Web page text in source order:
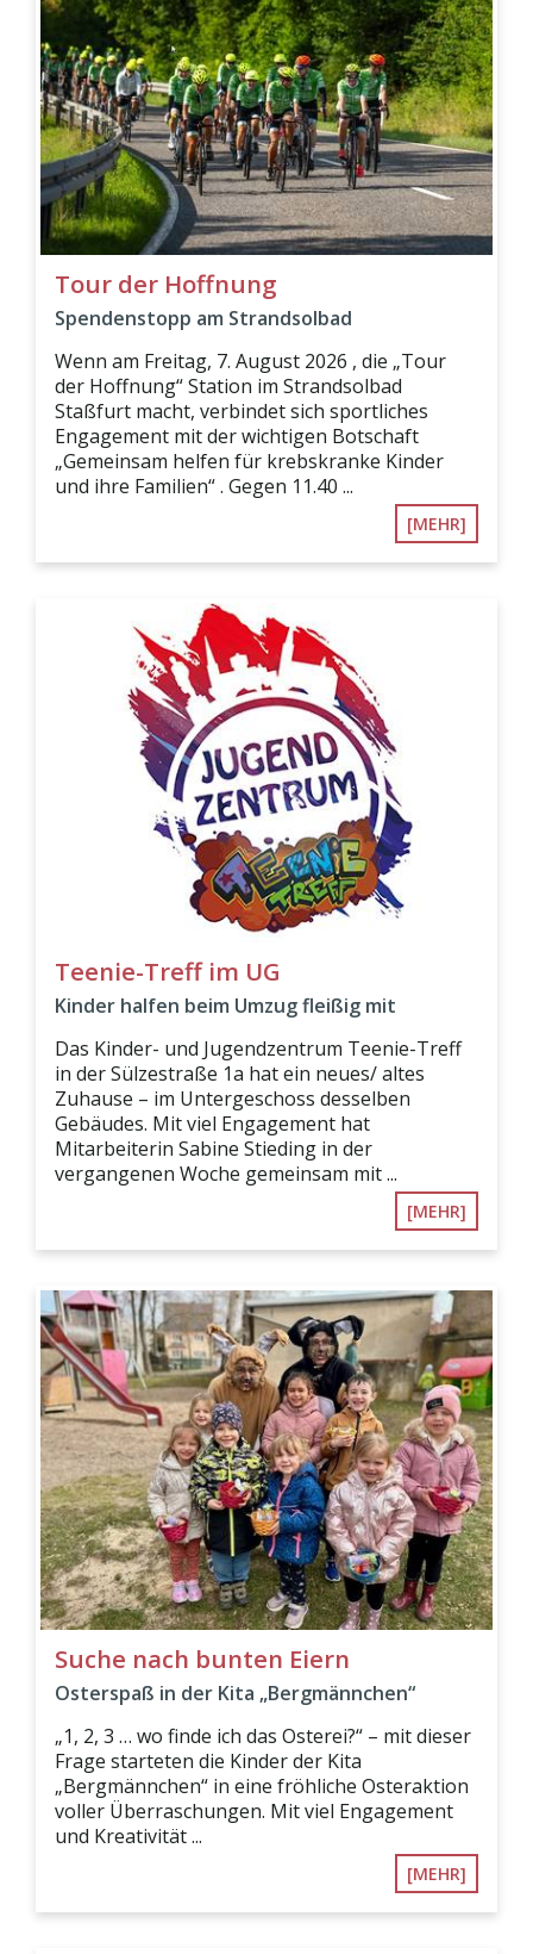
Tour der Hoffnung
Spendenstopp am Strandsolbad
Wenn am Freitag, 7. August 2026 , die „Tour
der Hoffnung“ Station im Strandsolbad
Staßfurt macht, verbindet sich sportliches
Engagement mit der wichtigen Botschaft
„Gemeinsam helfen für krebskranke Kinder
und ihre Familien“ . Gegen 11.40 ...
[MEHR]
Teenie-Treff im UG
Kinder halfen beim Umzug fleißig mit
Das Kinder- und Jugendzentrum Teenie-Treff
in der Sülzestraße 1a hat ein neues/ altes
Zuhause – im Untergeschoss desselben
Gebäudes. Mit viel Engagement hat
Mitarbeiterin Sabine Stieding in der
vergangenen Woche gemeinsam mit ...
[MEHR]
Suche nach bunten Eiern
Osterspaß in der Kita „Bergmännchen“
„1, 2, 3 … wo finde ich das Osterei?“ – mit dieser
Frage starteten die Kinder der Kita
„Bergmännchen“ in eine fröhliche Osteraktion
voller Überraschungen. Mit viel Engagement
und Kreativität ...
[MEHR]